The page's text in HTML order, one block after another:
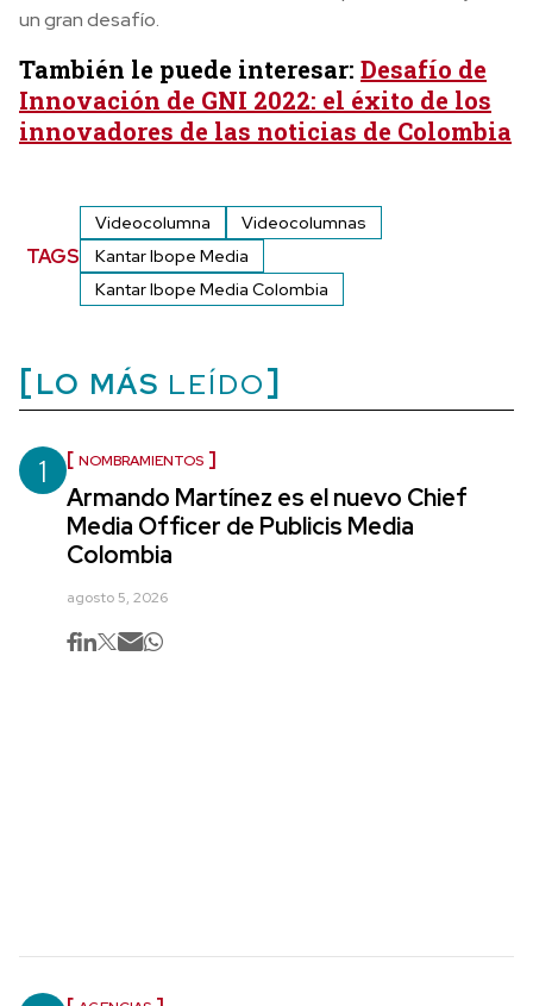
un gran desafío.
También le puede interesar: Desafío de
Innovación de GNI 2022: el éxito de los
innovadores de las noticias de Colombia
TAGS
Videocolumna
Videocolumnas
Kantar Ibope Media
Kantar Ibope Media Colombia
LO MÁS LEÍDO
1 NOMBRAMIENTOS
Armando Martínez es el nuevo Chief
Media Officer de Publicis Media
Colombia
agosto 5, 2026